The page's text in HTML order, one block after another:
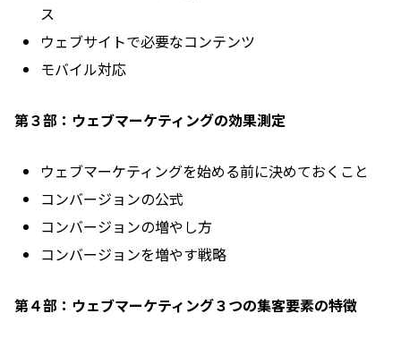
ス
ウェブサイトで必要なコンテンツ
モバイル対応
第３部：ウェブマーケティングの効果測定
ウェブマーケティングを始める前に決めておくこと
コンバージョンの公式
コンバージョンの増やし方
コンバージョンを増やす戦略
第４部：ウェブマーケティング３つの集客要素の特徴